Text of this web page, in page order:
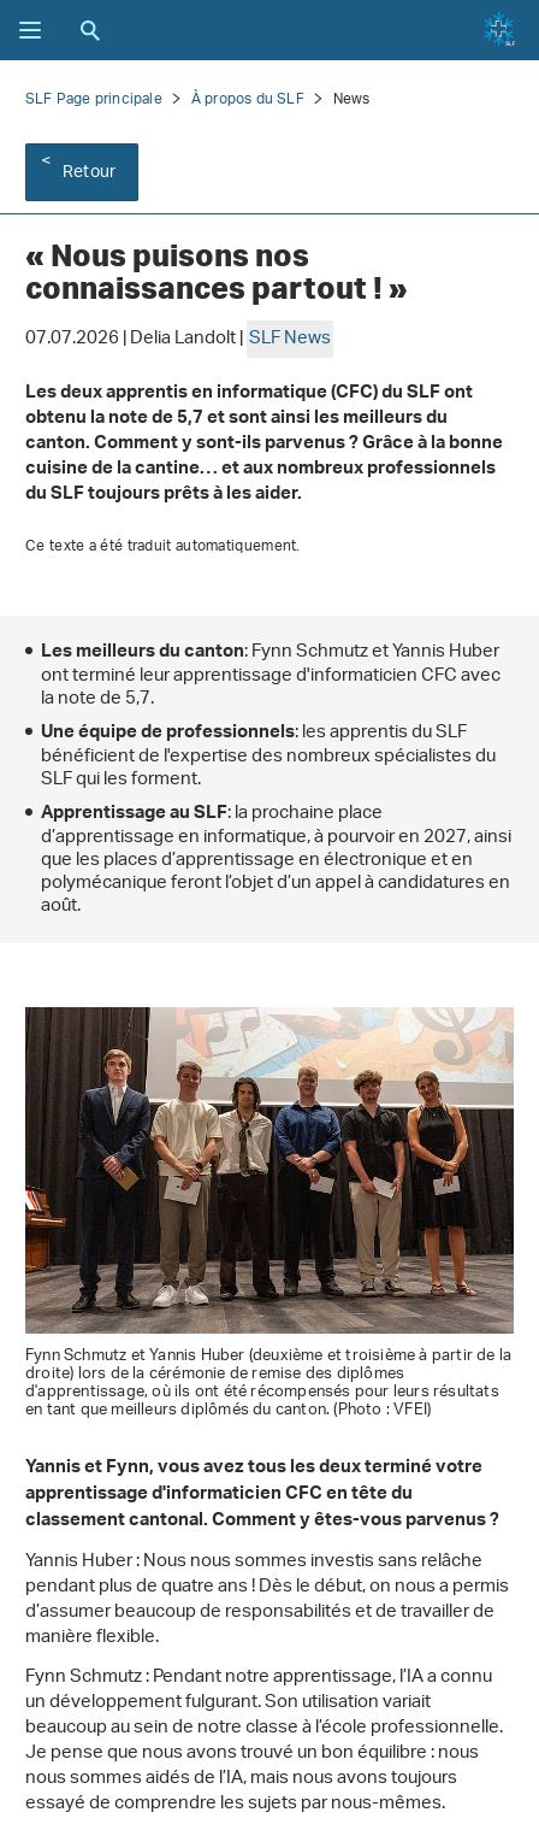
SLF Page principale À propos du SLF News
Retour
« Nous puisons nos
connaissances partout ! »
07.07.2026 | Delia Landolt |SLF News
Les deux apprentis en informatique (CFC) du SLF ont
obtenu la note de 5,7 et sont ainsi les meilleurs du
canton. Comment y sont-ils parvenus ? Grâce à la bonne
cuisine de la cantine… et aux nombreux professionnels
du SLF toujours prêts à les aider.
Ce texte a été traduit automatiquement.
Les meilleurs du canton: Fynn Schmutz et Yannis Huber
ont terminé leur apprentissage d'informaticien CFC avec
la note de 5,7.
Une équipe de professionnels: les apprentis du SLF
bénéficient de l'expertise des nombreux spécialistes du
SLF qui les forment.
Apprentissage au SLF: la prochaine place
d’apprentissage en informatique, à pourvoir en 2027, ainsi
que les places d’apprentissage en électronique et en
polymécanique feront l’objet d’un appel à candidatures en
août.
Fynn Schmutz et Yannis Huber (deuxième et troisième à partir de la
droite) lors de la cérémonie de remise des diplômes
d'apprentissage, où ils ont été récompensés pour leurs résultats
en tant que meilleurs diplômés du canton. (Photo : VFEI)
Yannis et Fynn, vous avez tous les deux terminé votre
apprentissage d'informaticien CFC en tête du
classement cantonal. Comment y êtes-vous parvenus ?
Yannis Huber : Nous nous sommes investis sans relâche
pendant plus de quatre ans ! Dès le début, on nous a permis
d’assumer beaucoup de responsabilités et de travailler de
manière flexible.
Fynn Schmutz : Pendant notre apprentissage, l’IA a connu
un développement fulgurant. Son utilisation variait
beaucoup au sein de notre classe à l’école professionnelle.
Je pense que nous avons trouvé un bon équilibre : nous
nous sommes aidés de l’IA, mais nous avons toujours
essayé de comprendre les sujets par nous-mêmes.